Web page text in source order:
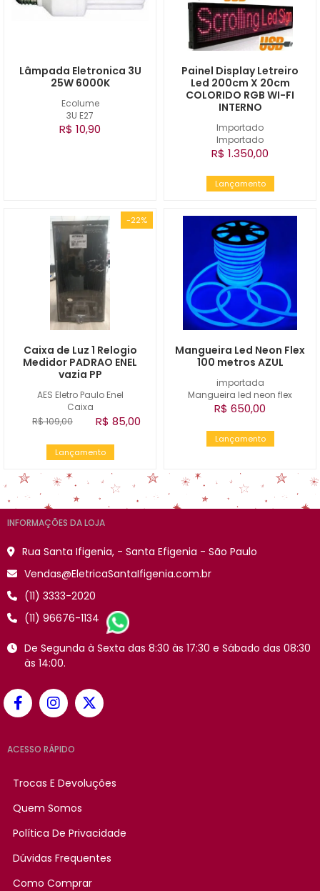
Ecolume
3U E27
Lâmpada Eletronica 3U
25W 6000K
R$ 10,90
Importado
Importado
Painel Display Letreiro
Led 200cm X 20cm
COLORIDO RGB WI-FI
INTERNO
R$ 1.350,00
Lançamento
-22%
AES Eletro Paulo Enel
Caixa
Caixa de Luz 1 Relogio
Medidor PADRAO ENEL
vazia PP
R$ 109,00 R$ 85,00
Lançamento
importada
Mangueira led neon flex
Mangueira Led Neon Flex
100 metros AZUL
R$ 650,00
Lançamento
INFORMAÇÕES DA LOJA
Rua Santa Ifigenia, - Santa Efigenia - São Paulo
Vendas@EletricaSantaIfigenia.com.br
(11) 3333-2020
(11) 96676-1134
De Segunda à Sexta das 8:30 às 17:30 e Sábado das 08:30
às 14:00.
ACESSO RÁPIDO
Trocas E Devoluções
Quem Somos
Política De Privacidade
Dúvidas Frequentes
Como Comprar